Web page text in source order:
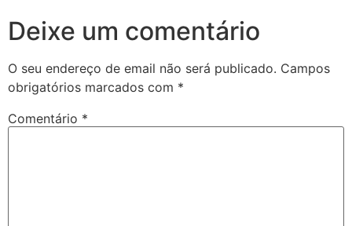
Deixe um comentário
O seu endereço de email não será publicado. Campos
obrigatórios marcados com *
Comentário *